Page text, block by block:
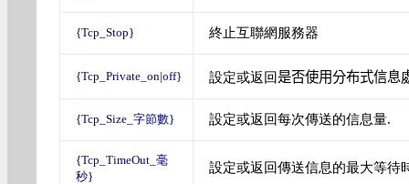
{Tcp_Stop} 終止互聯網服務器
{Tcp_Private_on|off} 設定或返回是否使用分布式信息
{Tcp_Size_字節數} 設定或返回每次傳送的信息量.
{Tcp_TimeOut_毫
秒}
設定或返回傳送信息的最大等待